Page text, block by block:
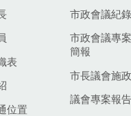
表
位置
市政會議紀錄
市政會議專
簡報
市長議會施
議會專案報告